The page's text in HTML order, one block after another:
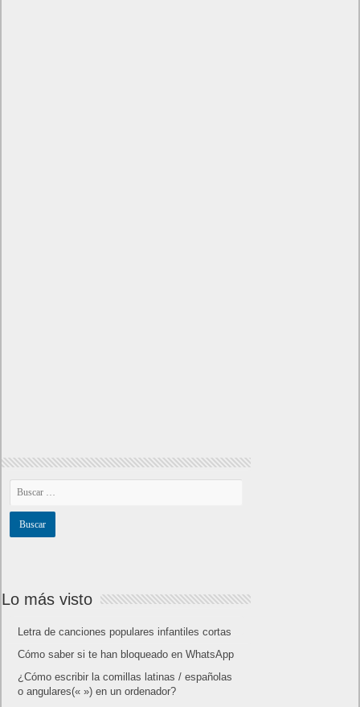
Lo más visto
Letra de canciones populares infantiles cortas
Cómo saber si te han bloqueado en WhatsApp
¿Cómo escribir la comillas latinas / españolas
o angulares(« ») en un ordenador?